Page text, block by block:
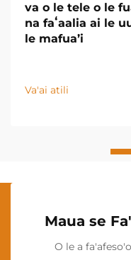
va o le tele o le
na faʻaalia ai le
le mafua’i
Va'ai atili
Maua se
O le a